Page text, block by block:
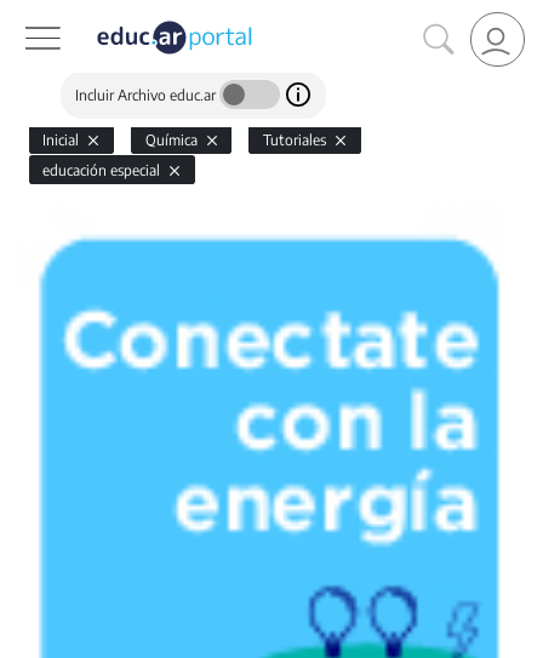
Incluir Archivo educ.ar
Inicial Química
Tutoriales
educación especial